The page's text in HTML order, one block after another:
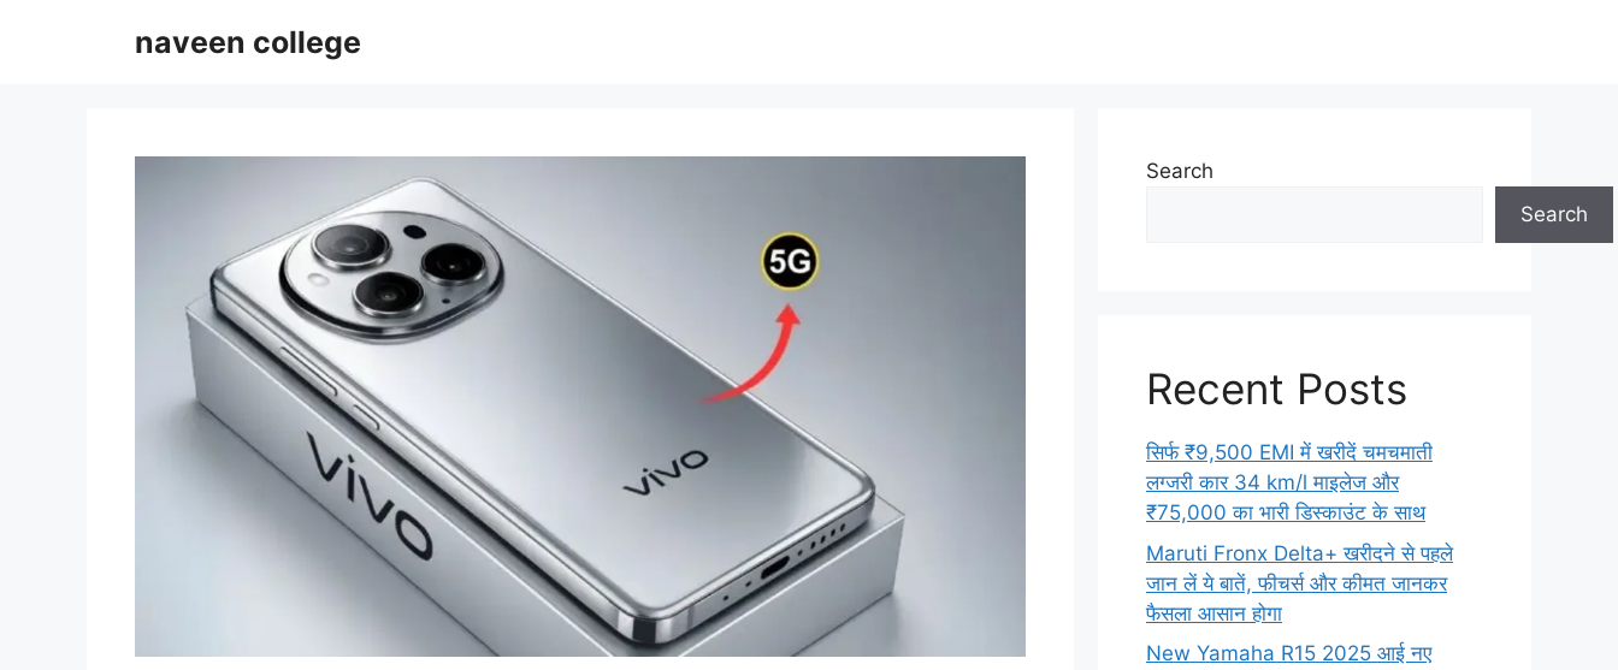
naveen college
Search
Search
Recent Posts
सिर्फ ₹9,500 EMI में खरीदें चमचमाती
लग्जरी कार 34 km/l माइलेज और
₹75,000 का भारी डिस्काउंट के साथ
Maruti Fronx Delta+ खरीदने से पहले
जान लें ये बातें, फीचर्स और कीमत जानकर
फैसला आसान होगा
New Yamaha R15 2025 आई नए